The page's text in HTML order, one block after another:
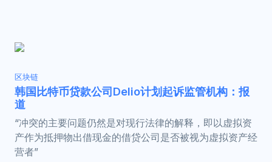
区块链
韩国比特币贷款公司Delio计划起诉监管机构：报
道
“冲突的主要问题仍然是对现行法律的解释，即以虚拟资
产作为抵押物出借现金的借贷公司是否被视为虚拟资产经
营者”